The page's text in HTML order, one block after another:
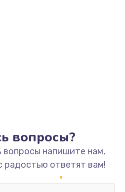
вопросы?
вопросы напишите нам,
радостью ответят вам!